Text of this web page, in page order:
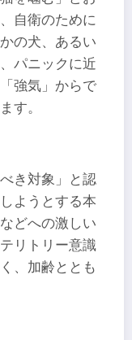
自衛のために
の犬、あるい
パニックに近
強気」からで
す。
き対象」と認
ようとする本
どへの激しい
リトリー意識
、加齢ととも